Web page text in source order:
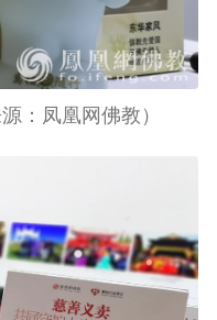
：凤凰网佛教）